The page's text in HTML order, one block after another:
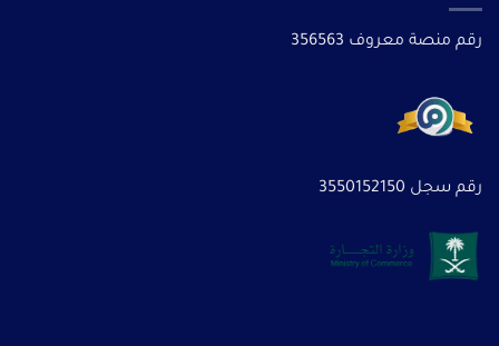
رقم منصة معروف 356563
رقم سجل 3550152150